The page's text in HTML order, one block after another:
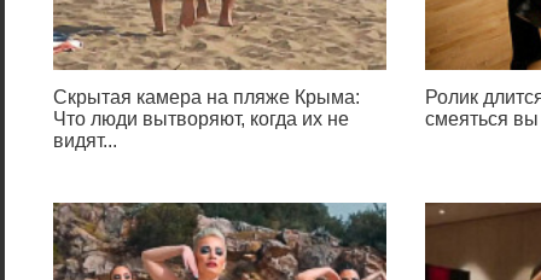
Скрытая камера на пляже Крыма:
Что люди вытворяют, когда их не
видят...
Ролик
смеяться вы